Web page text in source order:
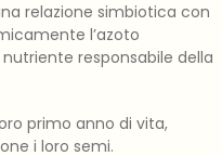
relazione simbiotica con
l’azoto
responsabile della
primo anno di vita,
i loro semi.